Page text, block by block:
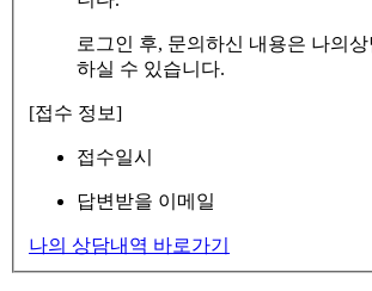
로그인 후, 문의하신 내용은 나의
하실 수 있습니다.
[접수 정보]
접수일시
답변받을 이메일
나의 상담내역 바로가기